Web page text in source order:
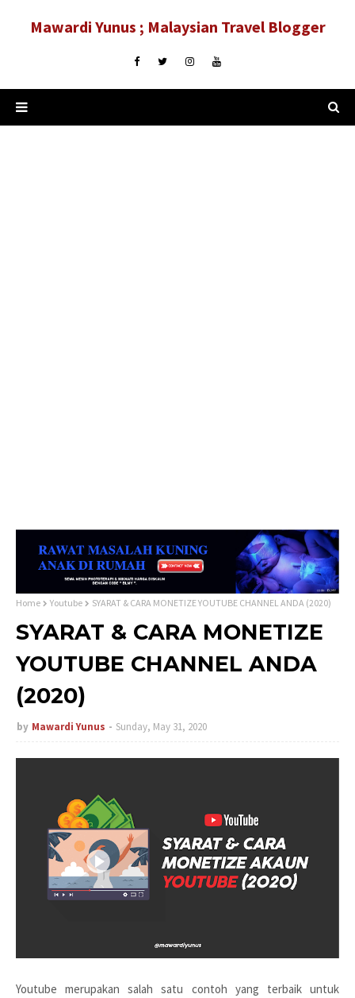
Mawardi Yunus ; Malaysian Travel Blogger
Home Youtube SYARAT & CARA MONETIZE YOUTUBE CHANNEL ANDA (2020)
SYARAT & CARA MONETIZE
YOUTUBE CHANNEL ANDA
(2020)
by Mawardi Yunus Sunday, May 31, 2020
Youtube merupakan salah satu contoh yang terbaik untuk